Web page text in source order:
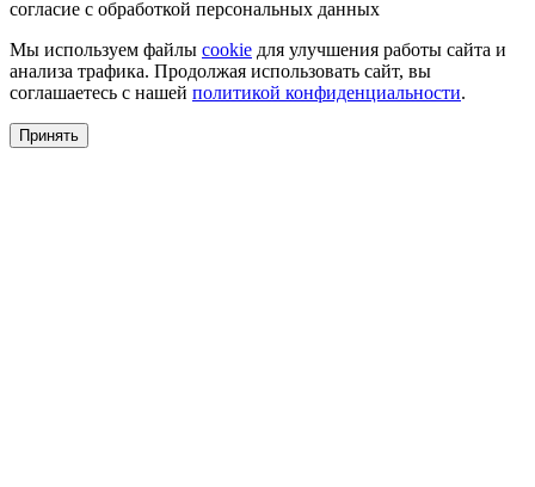
согласие с обработкой персональных данных
Мы используем файлы cookie для улучшения работы сайта и
анализа трафика. Продолжая использовать сайт, вы
соглашаетесь с нашей политикой конфиденциальности.
Принять